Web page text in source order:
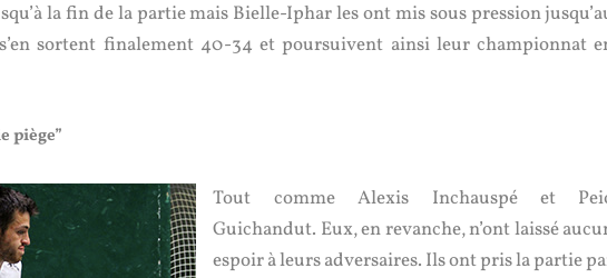
la fin de la partie mais Bielle-Iphar les ont mis sous pression
sortent finalement 40-34 et poursuivent ainsi leur championnat
piège”
Tout comme Alexis Inchauspé et
Guichandut. Eux, en revanche, n’ont laissé
espoir à leurs adversaires. Ils ont pris la partie